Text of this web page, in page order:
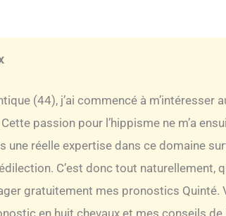
(44), j’ai commencé à m’intéresser
passion pour l’hippisme ne m’a
une réelle expertise dans ce domaine
C’est donc tout naturellement,
gratuitement mes pronostics Quinté.
en huit chevaux et mes conseils de